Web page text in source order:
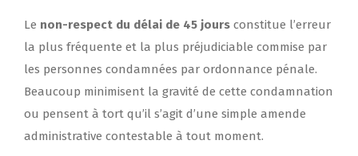
Le non-respect du délai de 45 jours constitue l’erreur
la plus fréquente et la plus préjudiciable commise par
les personnes condamnées par ordonnance pénale.
Beaucoup minimisent la gravité de cette condamnation
ou pensent à tort qu’il s’agit d’une simple amende
administrative contestable à tout moment.